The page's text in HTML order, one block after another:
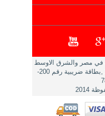
في مصر والشرق الاوسط
سجل تجاري رقم 5-00111-191 ,بطاقة ضريبية رقم 200-
2014